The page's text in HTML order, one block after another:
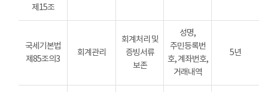
제15조
국세기본법
제85조의3
회계관리
회계처리 및
증빙서류
보존
성명,
주민등록번
호, 계좌번호,
거래내역
5년